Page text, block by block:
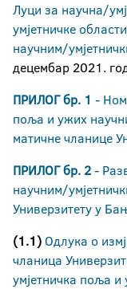
Архива
Луци за научна/
умјетничке
научним/
децембар 2021.
ПРИЛОГ бр. 1 -
поља и ужих
матичне чланице
ПРИЛОГ бр. 2-
научним/
Универзитету у
(1.1) Одлука о
чланица
умјетничка поља и